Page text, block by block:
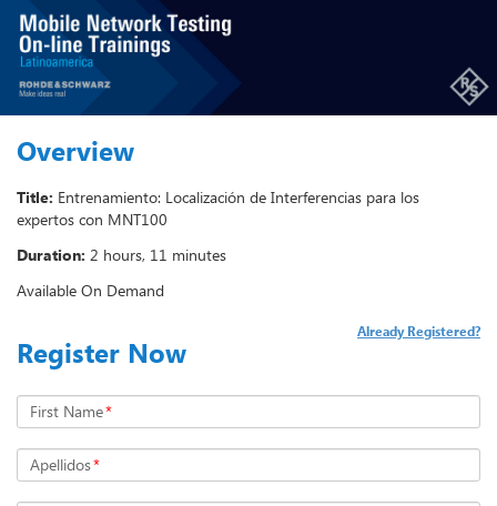
Overview
Title: Entrenamiento: Localización de Interferencias para los
expertos con MNT100
Duration: 2 hours, 11 minutes
Available On Demand
Register Now
Already Registered?
First Name*
Apellidos*